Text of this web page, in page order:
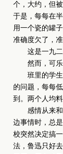
个，大约，但
于是，每每在
用一个瓷的罐
准确度欠了，
这是一九二六
然而，可乐
班里的学生女
的问题，每每
到。两个人均
感情从来和
边事情时，总
校突然决定搞
法，鲁迅只好